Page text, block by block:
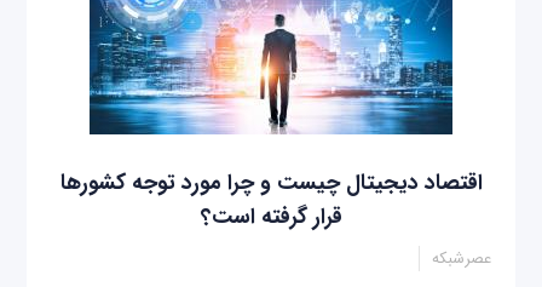
اقتصاد دیجیتال چیست و چرا مورد توجه کشورها
قرار گرفته است؟
عصرشبکه